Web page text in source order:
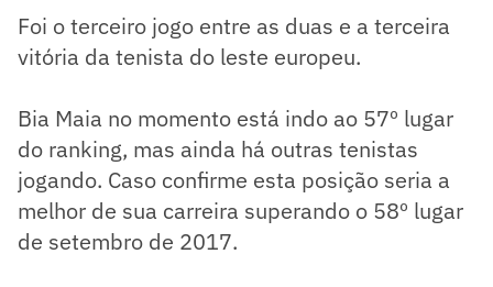
Foi o terceiro jogo entre as duas e a terceira
vitória da tenista do leste europeu.
Bia Maia no momento está indo ao 57º lugar
do ranking, mas ainda há outras tenistas
jogando. Caso confirme esta posição seria a
melhor de sua carreira superando o 58º lugar
de setembro de 2017.